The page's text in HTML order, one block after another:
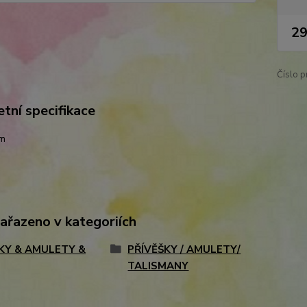
Číslo
specifikace
v kategoriích
& AMULETY &
PŘÍVĚŠKY / AMULETY/
TALISMANY